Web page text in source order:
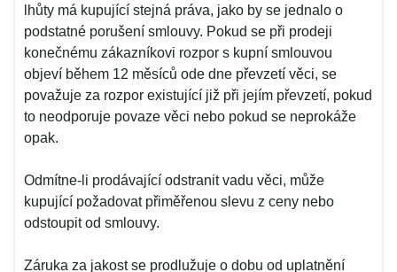
lhůty má kupující stejná práva, jako by se jednalo o
podstatné porušení smlouvy. Pokud se při prodeji
konečnému zákazníkovi rozpor s kupní smlouvou
objeví během 12 měsíců ode dne převzetí věci, se
považuje za rozpor existující již při jejím převzetí, pokud
to neodporuje povaze věci nebo pokud se neprokáže
opak.
Odmítne-li prodávající odstranit vadu věci, může
kupující požadovat přiměřenou slevu z ceny nebo
odstoupit od smlouvy.
Záruka za jakost se prodlužuje o dobu od uplatnění